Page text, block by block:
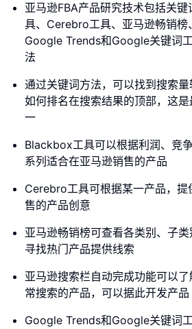
亚马逊FBA产品研究技术包括关
具、Cerebro工具、亚马逊畅销榜
Google Trends和Google关键词
法
通过关键词方法，可以找到搜索
如何排名在搜索结果的顶部，这
一
Blackbox工具可以根据利润、竞
系列适合在亚马逊销售的产品
Cerebro工具可根据某一产品，提
售的产品创意
亚马逊畅销榜可查看各类别、子
寻找热门产品提供线索
亚马逊搜索栏自动完成功能可以
常搜索的产品，可以据此开发产品
Google Trends和Google关键词